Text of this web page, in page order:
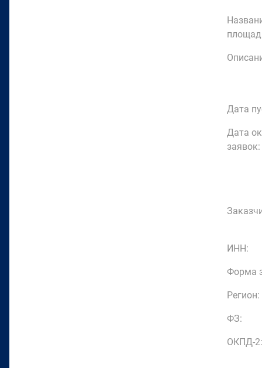
Дата
Дата
заявок:
ИНН:
Форма
Регион:
ФЗ:
ОКПД-2: